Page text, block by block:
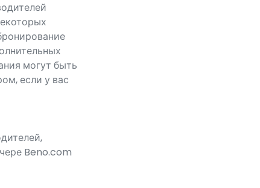
могут быть
если у вас
Beno.com